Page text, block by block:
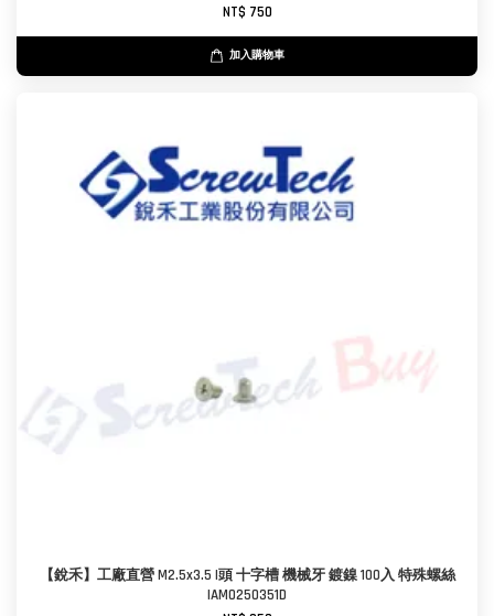
NT$ 750
加入購物車
【銳禾】工廠直營 M2.5x3.5 I頭 十字槽 機械牙 鍍鎳 100入 特殊螺絲
IAM0250351D